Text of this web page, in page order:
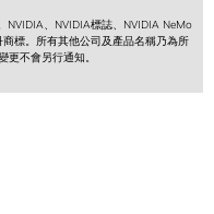
、NVIDIA標誌、NVIDIA NeMo
標。所有其他公司及產品名稱乃為所
不會另行通知。